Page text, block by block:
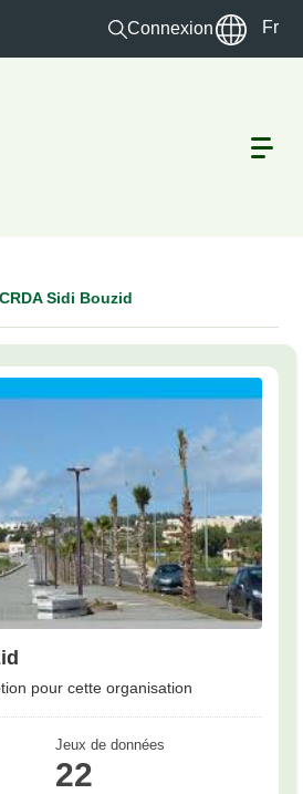
Connexion Fr
CRDA Sidi Bouzid
pour cette organisation
Jeux de données
22